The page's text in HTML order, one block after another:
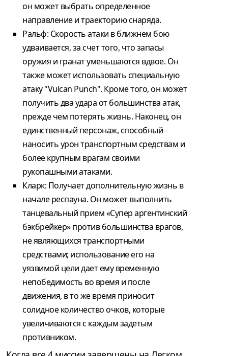
он может выбрать определенное
направление и траекторию снаряда.
Ральф: Скорость атаки в ближнем бою
удваивается, за счет того, что запасы
оружия и гранат уменьшаются вдвое. Он
также может использовать специальную
атаку "Vulcan Punch". Кроме того, он может
получить два удара от большинства атак,
прежде чем потерять жизнь. Наконец, он
единственный персонаж, способный
наносить урон транспортным средствам и
более крупным врагам своими
рукопашными атаками.
Кларк: Получает дополнительную жизнь в
начале респауна. Он может выполнить
танцевальный прием «Супер аргентинский
бэкбрейкер» против большинства врагов,
не являющихся транспортными
средствами; использование его на
уязвимой цели дает ему временную
непобедимость во время и после
движения, в то же время приносит
солидное количество очков, которые
увеличиваются с каждым задетым
противником.